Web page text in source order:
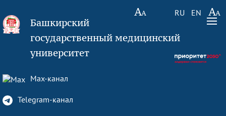
RU EN
Башкирский
государственный медицинский
университет
Max-канал
Telegram-канал